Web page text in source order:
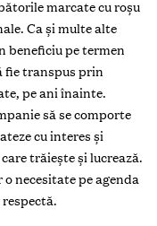
marcate cu roșu
Ca și multe alte
beneficiu pe termen
fie transpus prin
pe ani înainte.
să se comporte
cu interes și
trăiește și lucrează.
necesitate pe agenda